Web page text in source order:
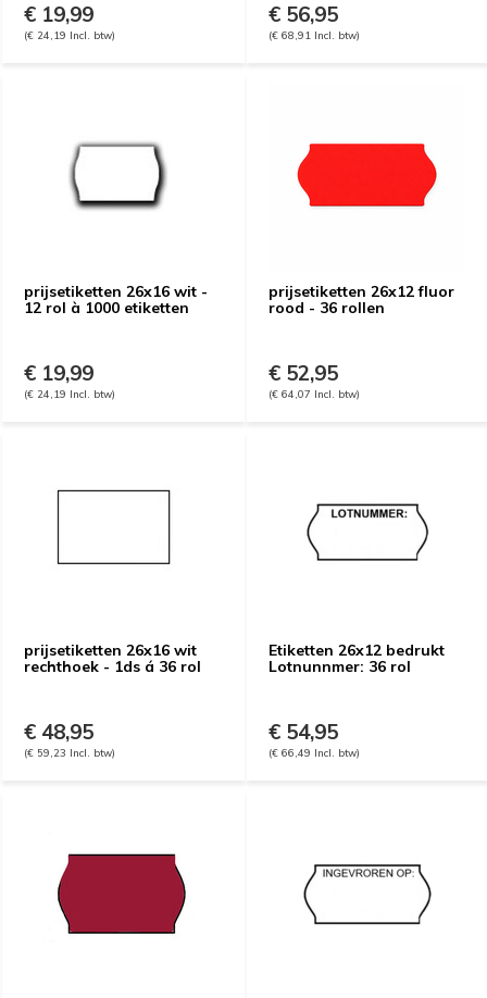
€ 19,99
(€ 24,19 Incl. btw)
€ 56,95
(€ 68,91 Incl. btw)
prijsetiketten 26x16 wit -
12 rol à 1000 etiketten
€ 19,99
(€ 24,19 Incl. btw)
prijsetiketten 26x12 fluor
rood - 36 rollen
€ 52,95
(€ 64,07 Incl. btw)
prijsetiketten 26x16 wit
rechthoek - 1ds á 36 rol
€ 48,95
(€ 59,23 Incl. btw)
Etiketten 26x12 bedrukt
Lotnunnmer: 36 rol
€ 54,95
(€ 66,49 Incl. btw)